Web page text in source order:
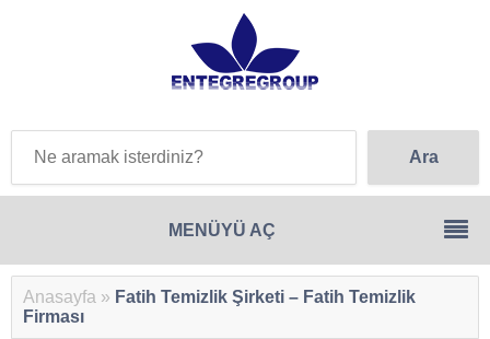
Anasayfa » Fatih Temizlik Şirketi – Fatih Temizlik
Firması